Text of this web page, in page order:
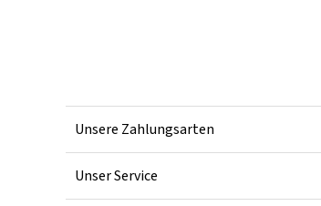
Unsere Zahlungsarten
Unser Service